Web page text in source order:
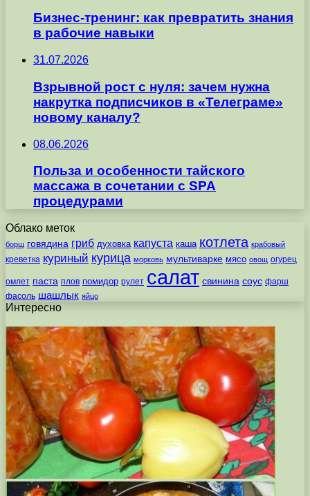
Бизнес-тренинг: как превратить знания
в рабочие навыки
31.07.2026
Взрывной рост с нуля: зачем нужна
накрутка подписчиков в «Телеграме»
новому каналу?
08.06.2026
Польза и особенности тайского
массажа в сочетании с SPA
процедурами
Облако меток
борщ говядина гриб духовка капуста каша котлета крабовый
креветка куриный курица морковь мультиварке мясо овощ огурец
омлет паста плов помидор рулет салат свинина соус фарш
фасоль шашлык яйцо
Интересно